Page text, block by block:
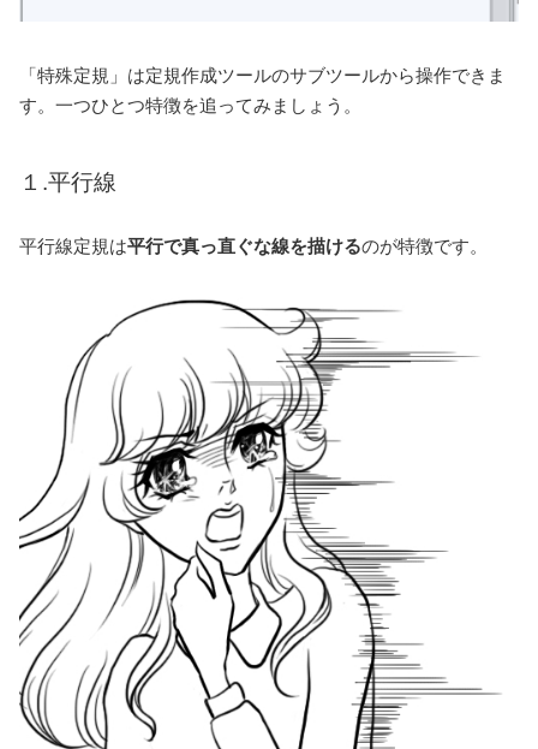
「特殊定規」は定規作成ツールのサブツールから操作できま
す。一つひとつ特徴を追ってみましょう。
１.平行線
平行線定規は平行で真っ直ぐな線を描けるのが特徴です。